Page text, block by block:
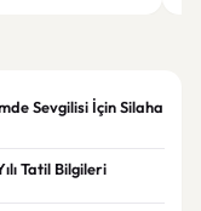
Sevgilisi İçin Silaha
Tatil Bilgileri